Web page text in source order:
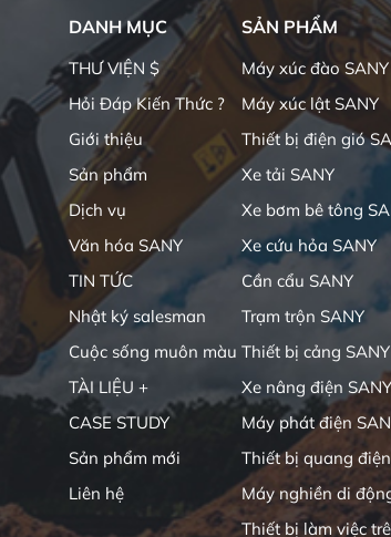
DANH MỤC
THƯ VIỆN $
Hỏi Đáp Kiến Thức ?
Giới thiệu
Sản phẩm
Dịch vụ
Văn hóa SANY
TIN TỨC
Nhật ký salesman
Cuộc sống muôn màu
TÀI LIỆU +
CASE STUDY
Sản phẩm mới
Liên hệ
SẢN PHẨM
Máy xúc đào SANY
Máy xúc lật SANY
Thiết bị điện gió
Xe tải SANY
Xe bơm bê tông
Xe cứu hỏa SANY
Cần cẩu SANY
Trạm trộn SANY
Thiết bị cảng SANY
Xe nâng điện SANY
Máy phát điện
Thiết bị quang điện
Máy nghiền di
Thiết bị làm việc